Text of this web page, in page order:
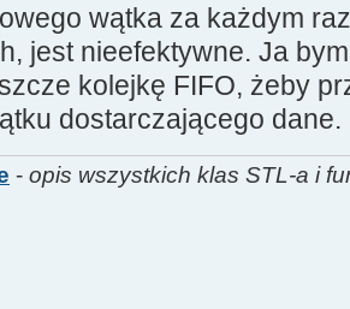
wątka za każdym
jest nieefektywne. Ja
kolejkę FIFO, żeby
dostarczającego dane.
- opis wszystkich klas STL-a i